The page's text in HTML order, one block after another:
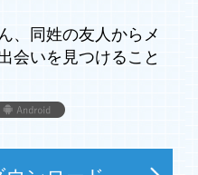
方にオススメです。
にあった掲示板をご用
いを楽しめます。
、同姓の友人からメ
会いを見つけること